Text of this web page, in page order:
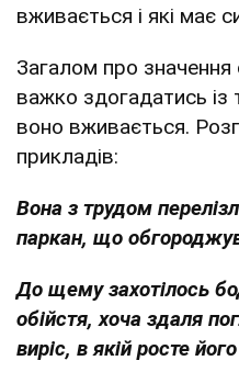
вживається і які має
Загалом про
важко здогадатись із
воно вживається.
прикладів:
Вона з трудом
паркан, що
До щему захотілось
обійстя, хоча здаля
виріс, в якій росте